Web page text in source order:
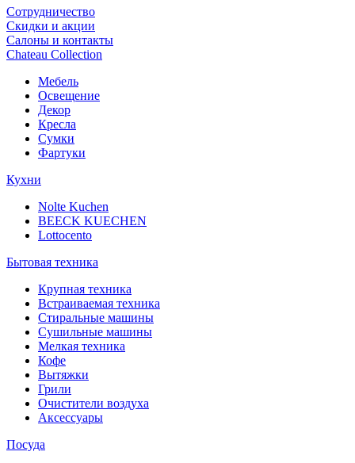
Сотрудничество
Скидки и акции
Салоны и контакты
Chateau Collection
Мебель
Освещение
Декор
Кресла
Сумки
Фартуки
Кухни
Nolte Kuchen
BEECK KUECHEN
Lottocento
Бытовая техника
Крупная техника
Встраиваемая техника
Стиральные машины
Сушильные машины
Мелкая техника
Кофе
Вытяжки
Грили
Очистители воздуха
Аксессуары
Посуда